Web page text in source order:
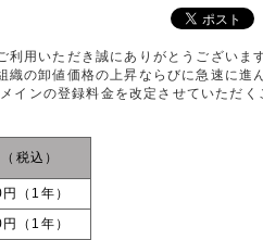
利用いただき誠にありがとうございま
織の卸値価格の上昇ならびに急速に進
インの登録料金を改定させていただく
税込）
（1年）
（1年）